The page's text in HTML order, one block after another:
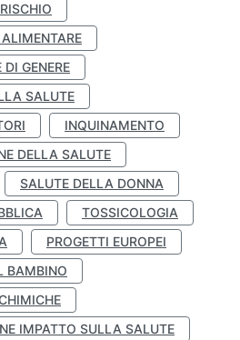
DI GENERE
SALUTE
INQUINAMENTO
DELLA SALUTE
SALUTE DELLA DONNA
TOSSICOLOGIA
PROGETTI EUROPEI
BAMBINO
IMPATTO SULLA SALUTE